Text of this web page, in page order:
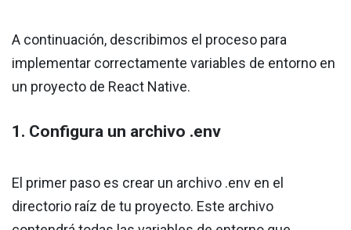
A continuación, describimos el proceso para
implementar correctamente variables de entorno en
un proyecto de React Native.
1. Configura un archivo .env
El primer paso es crear un archivo .env en el
directorio raíz de tu proyecto. Este archivo